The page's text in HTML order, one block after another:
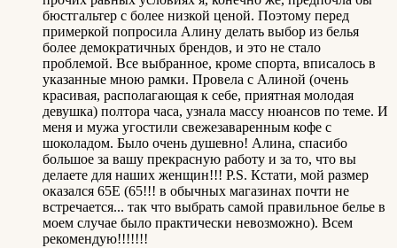
бюстгальтер с более низкой ценой. Поэтому перед
примеркой попросила Алину делать выбор из белья
более демократичных брендов, и это не стало
проблемой. Все выбранное, кроме спорта, вписалось в
указанные мною рамки. Провела с Алиной (очень
красивая, располагающая к себе, приятная молодая
девушка) полтора часа, узнала массу нюансов по теме. И
меня и мужа угостили свежезаваренным кофе с
шоколадом. Было очень душевно! Алина, спасибо
большое за вашу прекрасную работу и за то, что вы
делаете для наших женщин!!! P.S. Кстати, мой размер
оказался 65Е (65!!! в обычных магазинах почти не
встречается... так что выбрать самой правильное белье в
моем случае было практически невозможно). Всем
рекомендую!!!!!!!